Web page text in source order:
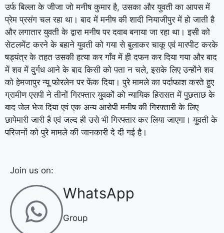
उर्फ बिल्ला के जीजा जो मनीष कुमार है, उसका और युवती का आपस में
प्रेम प्रसंग चल रहा था। बाद में मनीष की शादी नियाजीपुर में हो जाती है
और लगातार युवती के द्वारा मनीष पर दवाब बनाया जा रहा था। इसी को
सेटलमेंट करने के बहाने युवती को गया से बुलाकर चाकू एवं मारपीट करके
षड्यंत्र के तहत उसकी हत्या कर गाँव में ही दफन कर दिया गया और बाद
में शव में दुर्गध आने के बाद किसी को पता न चले, इसके लिए उन्होंने शव
को हेमजापुर न्यू फोरलेन पर फेंक दिया। पुरे मामले का पर्दाफाश करते हुए
ग्रामीण एसपी ने तीनों गिरफ्तार युवकों को न्यायिक हिरासत में पुछताछ के
बाद जेल भेज दिया एवं एक अन्य आरोपी मनीष की गिरफ्तारी के लिए
छापेमारी जारी है एवं जल्द ही उसे भी गिरफ्तार कर लिया जाएगा। युवती के
परिजनों को पुरे मामले की जानकारी दे दी गई है।
Join us on:
WhatsApp
Group